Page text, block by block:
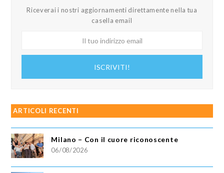
Riceverai i nostri aggiornamenti direttamente nella tua
casella email
ISCRIVITI!
ARTICOLI RECENTI
Milano – Con il cuore riconoscente
06/08/2026